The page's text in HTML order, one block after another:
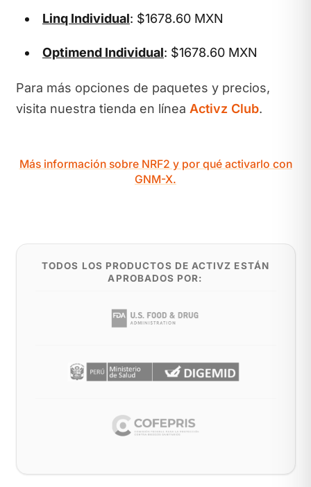
Linq Individual: $1678.60 MXN
Optimend Individual: $1678.60 MXN
Para más opciones de paquetes y precios,
visita nuestra tienda en línea Activz Club.
Más información sobre NRF2 y por qué activarlo con
GNM-X.
TODOS LOS PRODUCTOS DE ACTIVZ ESTÁN
APROBADOS POR: